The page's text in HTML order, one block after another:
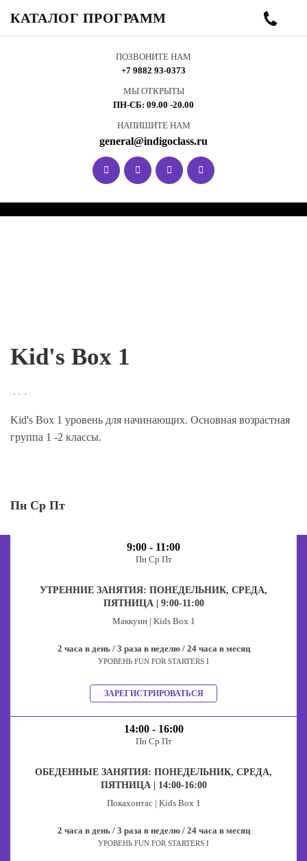
КАТАЛОГ ПРОГРАММ
ПОЗВОНИТЕ НАМ
+7 9882 93-0373
МЫ ОТКРЫТЫ
ПН-СБ: 09.00 -20.00
НАПИШИТЕ НАМ
general@indigoclass.ru
Kid's Box 1
Kid's Box 1 уровень для начинающих. Основная возрастная
группа 1 -2 классы.
Пн Ср Пт
9:00 - 11:00
Пн Ср Пт
УТРЕННИЕ ЗАНЯТИЯ: ПОНЕДЕЛЬНИК, СРЕДА,
ПЯТНИЦА | 9:00-11:00
Маккуин | Kids Box 1
2 часа в день / 3 раза в неделю / 24 часа в месяц
УРОВЕНЬ FUN FOR STARTERS I
ЗАРЕГИСТРИРОВАТЬСЯ
14:00 - 16:00
Пн Ср Пт
ОБЕДЕННЫЕ ЗАНЯТИЯ: ПОНЕДЕЛЬНИК, СРЕДА,
ПЯТНИЦА | 14:00-16:00
Покахонтас | Kids Box 1
2 часа в день / 3 раза в неделю / 24 часа в месяц
УРОВЕНЬ FUN FOR STARTERS I